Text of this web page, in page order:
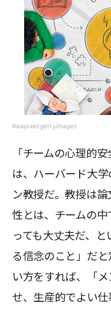
Rawpixel/gettyimages
「チームの心理的
は、ハーバード大
ン教授だ。教授は
性とは、チームの
っても大丈夫だ、
る信念のこと」だ
い方をすれば、「
せ、生産的でよい